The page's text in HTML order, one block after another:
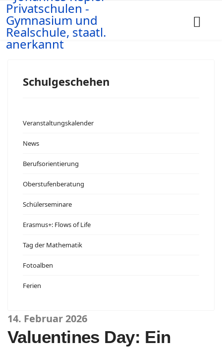
Schulgeschehen
Veranstaltungskalender
News
Berufsorientierung
Oberstufenberatung
Schülerseminare
Erasmus+: Flows of Life
Tag der Mathematik
Fotoalben
Ferien
Valuentines Day: Ein
14. Februar 2026